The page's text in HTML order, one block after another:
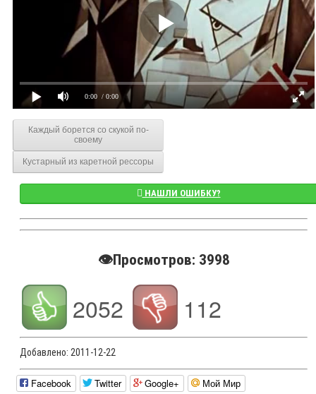
0:00 / 0:00
Каждый борется со скукой по-
своему
Кустарный из каретной рессоры
НАШЛИ ОШИБКУ?
👁️Просмотров: 3998
2052 112
Добавлено: 2011-12-22
Facebook Twitter Google+ Мой Мир